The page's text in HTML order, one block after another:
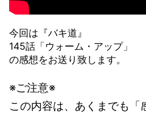
今回は『バキ道』
145話「ウォーム・アップ」
の感想をお送り致します。
※ご注意※
この内容は、あくまでも「